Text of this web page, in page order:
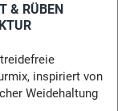
& RÜBEN
inspiriert von
Weidehaltung